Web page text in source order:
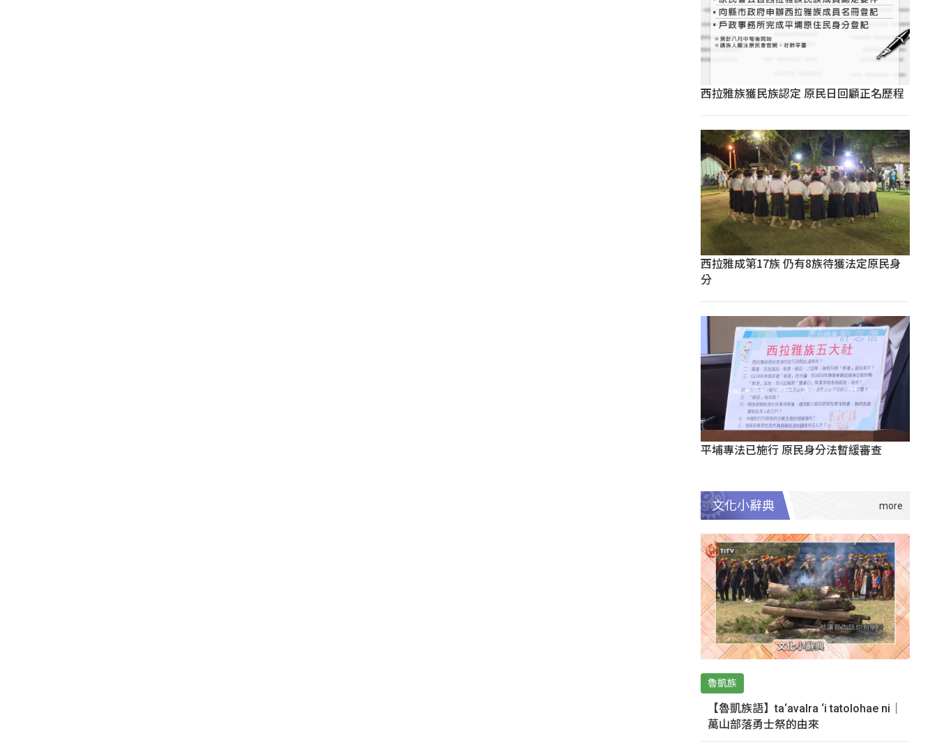
西拉雅族獲民族認定 原民日回顧正名歷程
西拉雅成第17族 仍有8族待獲法定原民身
分
平埔專法已施行 原民身分法暫緩審查
文化小辭典
魯凱族
【魯凱族語】ta‘avalra ‘i tatolohae ni｜
萬山部落勇士祭的由來